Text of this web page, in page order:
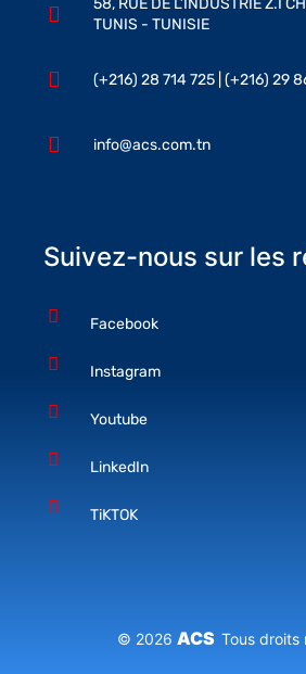
58, RUE DE L’INDUSTRIE Z.I
TUNIS - TUNISIE
(+216) 28 714 725 | (+216) 29
info@acs.com.tn
Suivez-nous sur les
Facebook
Instagram
Youtube
LinkedIn
TiKTOK
© 2026 ACS Tous droits